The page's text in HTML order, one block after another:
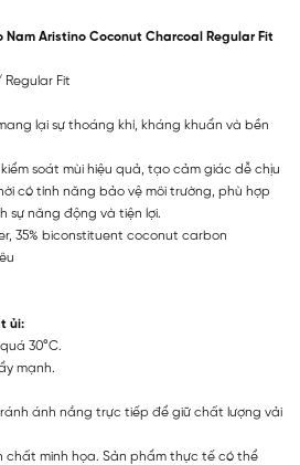
Nam Aristino Coconut Charcoal Regular Fit
Fit
lại sự thoáng khí, kháng khuẩn và bền
soát mùi hiệu quả, tạo cảm giác dễ chịu
có tính năng bảo vệ môi trường, phù hợp
sự năng động và tiện lợi.
35% biconstituent coconut carbon
ủi:
30°C.
mạnh.
ánh nắng trực tiếp để giữ chất lượng vải
chất minh họa. Sản phẩm thực tế có thể